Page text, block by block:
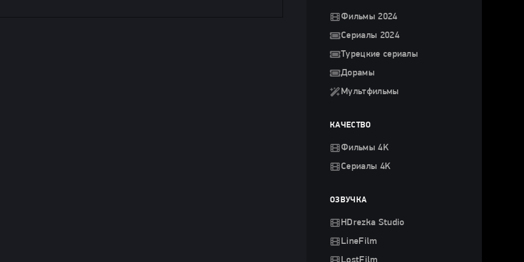
Фильмы 2024
Сериалы 2024
Турецкие сериалы
Дорамы
Мультфильмы
КАЧЕСТВО
Фильмы 4K
Сериалы 4K
ОЗВУЧКА
HDrezka Studio
LineFilm